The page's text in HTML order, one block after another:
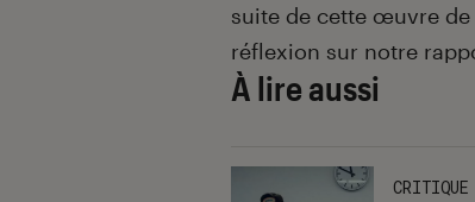
suite de cette œuvre
réflexion sur notre
À lire aussi
CRITIQUE